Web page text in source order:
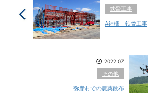
鉄骨工事
A社様 鉄骨工事
2022.07
その他
弥彦村での農薬散布